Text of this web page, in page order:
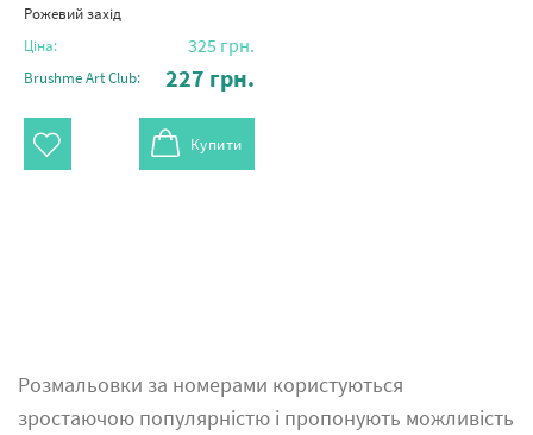
Рожевий захід
Ціна: 325 грн.
Brushme Art Club: 227 грн.
Купити
Розмальовки за номерами користуються
зростаючою популярністю і пропонують можливість